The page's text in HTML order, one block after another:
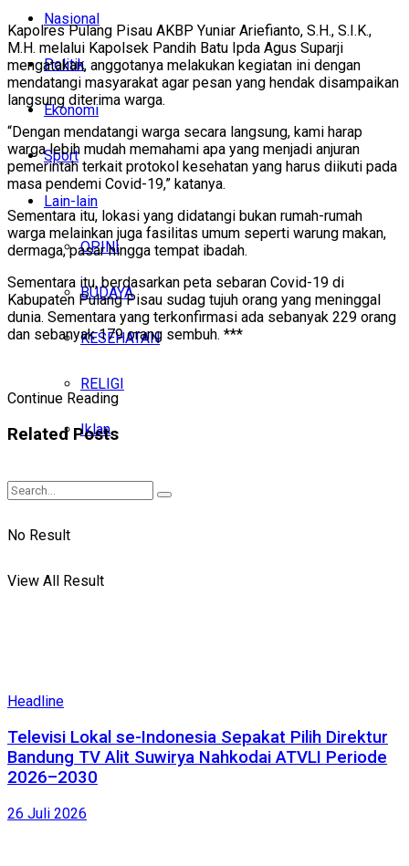
Nasional
Politik
Ekonomi
Sport
Lain-lain
OPINI
BUDAYA
KESEHATAN
RELIGI
Iklan
No Result
View All Result
Kapolres Pulang Pisau AKBP Yuniar Ariefianto, S.H., S.I.K.,
M.H. melalui Kapolsek Pandih Batu Ipda Agus Suparji
mengatakan, anggotanya melakukan kegiatan ini dengan
mendatangi masyarakat agar pesan yang hendak disampaikan
langsung diterima warga.
“Dengan mendatangi warga secara langsung, kami harap
warga lebih mudah memahami apa yang menjadi anjuran
pemerintah terkait protokol kesehatan yang harus diikuti pada
masa pendemi Covid-19,” katanya.
Sementara itu, lokasi yang didatangi bukan rumah-rumah
warga melainkan juga fasilitas umum seperti warung makan,
dermaga, pasar hingga tempat ibadah.
Sementara itu, berdasarkan peta sebaran Covid-19 di
Kabupaten Pulang Pisau sudag tujuh orang yang meninggal
dunia. Sementara yang terkonfirmasi ada sebanyak 229 orang
dan sebanyak 179 orang sembuh. ***
Continue Reading
RelatedPosts
Headline
Televisi Lokal se-Indonesia Sepakat Pilih Direktur
Bandung TV Alit Suwirya Nahkodai ATVLI Periode
2026–2030
26 Juli 2026